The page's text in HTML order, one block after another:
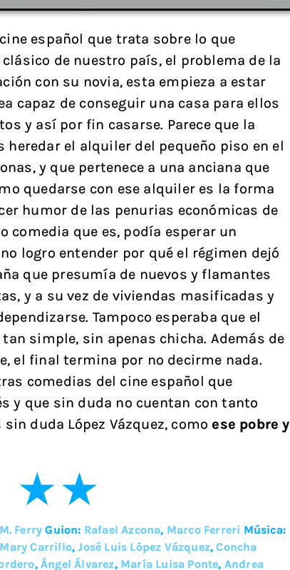
español que trata sobre lo que
de nuestro país, el problema de la
con su novia, esta empieza a estar
capaz de conseguir una casa para ellos
y así por fin casarse. Parece que la
heredar el alquiler del pequeño piso en el
y que pertenece a una anciana que
quedarse con ese alquiler es la forma
humor de las penurias económicas de
comedia que es, podía esperar un
logro entender por qué el régimen dejó
que presumía de nuevos y flamantes
y a su vez de viviendas masificadas y
Tampoco esperaba que el
simple, sin apenas chicha. Además de
el final termina por no decirme nada.
comedias del cine español que
y que sin duda no cuentan con tanto
duda López Vázquez, comoese pobre y
Ferry Guion: Rafael Azcona, Marco Ferreri Música:
Mary Carrillo,José Luis López Vázquez,Concha
,Ángel Álvarez, María Luisa Ponte, Andrea